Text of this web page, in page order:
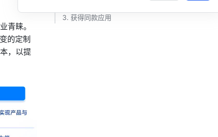
青睐。
的定制
，以提
3. 获得同款应用​